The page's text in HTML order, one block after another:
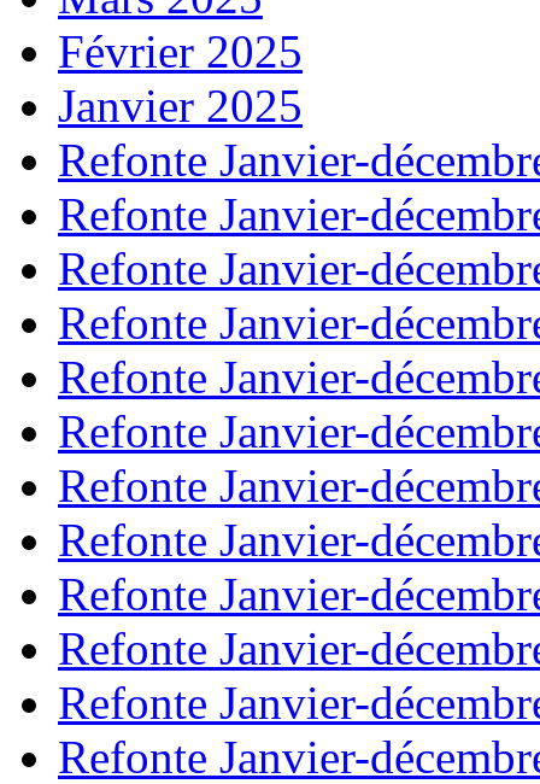
Février 2025
Janvier 2025
Refonte Janvier-
Refonte Janvier-
Refonte Janvier-
Refonte Janvier-
Refonte Janvier-
Refonte Janvier-
Refonte Janvier-
Refonte Janvier-
Refonte Janvier-
Refonte Janvier-
Refonte Janvier-
Refonte Janvier-